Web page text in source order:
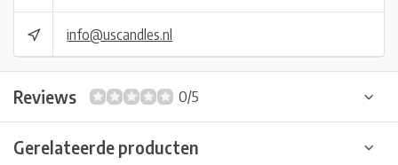
info@uscandles.nl
Reviews 0/5
Gerelateerde producten